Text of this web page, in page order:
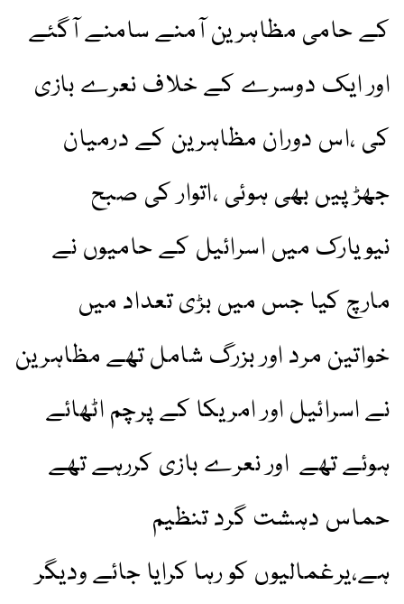
کے حامی مظاہرین آمنے سامنے آگئے
اور ایک دوسرے کے خلاف نعرے بازی
کی ،اس دوران مظاہرین کے درمیان
جھڑپیں بھی ہوئی ،اتوار کی صبح
نیویارک میں اسرائیل کے حامیوں نے
مارچ کیا جس میں بڑی تعداد میں
خواتین مرد اور بزرگ شامل تھے مظاہرین
نے اسرائیل اور امریکا کے پرچم اٹھائے
ہوئے تھے اور نعرے بازی کررہے تھے
حماس دہشت گرد تنظیم
ہے،یرغمالیوں کو رہا کرایا جائے ودیگر